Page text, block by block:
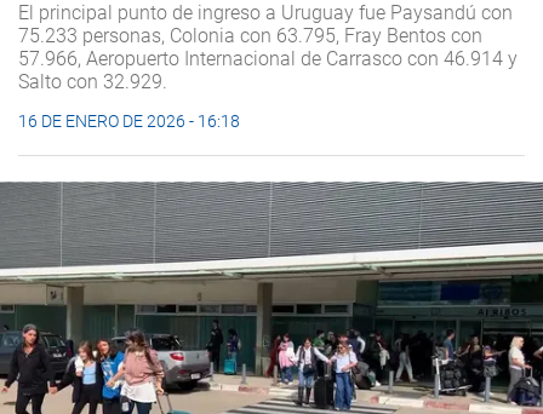
El principal punto de ingreso a Uruguay fue Paysandú con
75.233 personas, Colonia con 63.795, Fray Bentos con
57.966, Aeropuerto Internacional de Carrasco con 46.914 y
Salto con 32.929.
16 DE ENERO DE 2026 - 16:18